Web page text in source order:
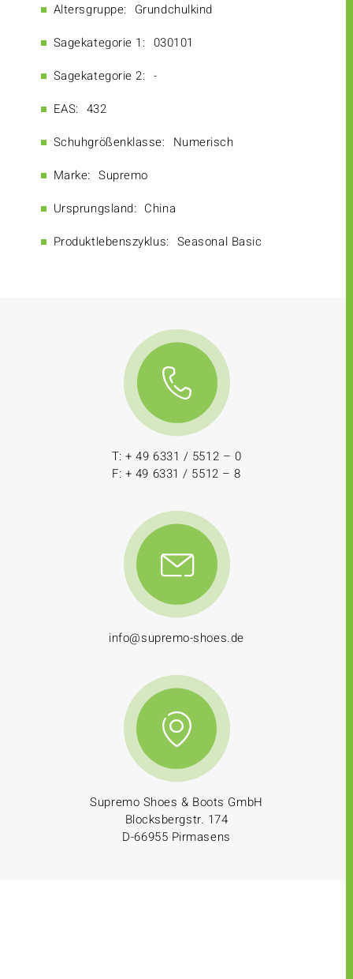
Altersgruppe: Grundchulkind
Sagekategorie 1: 030101
Sagekategorie 2: -
EAS: 432
Schuhgrößenklasse: Numerisch
Marke: Supremo
Ursprungsland: China
Produktlebenszyklus: Seasonal Basic
T: + 49 6331 / 5512 – 0
F: + 49 6331 / 5512 – 8
info@supremo-shoes.de
Supremo Shoes & Boots GmbH
Blocksbergstr. 174
D-66955 Pirmasens